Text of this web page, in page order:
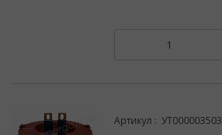
Артикул : УТ000003503